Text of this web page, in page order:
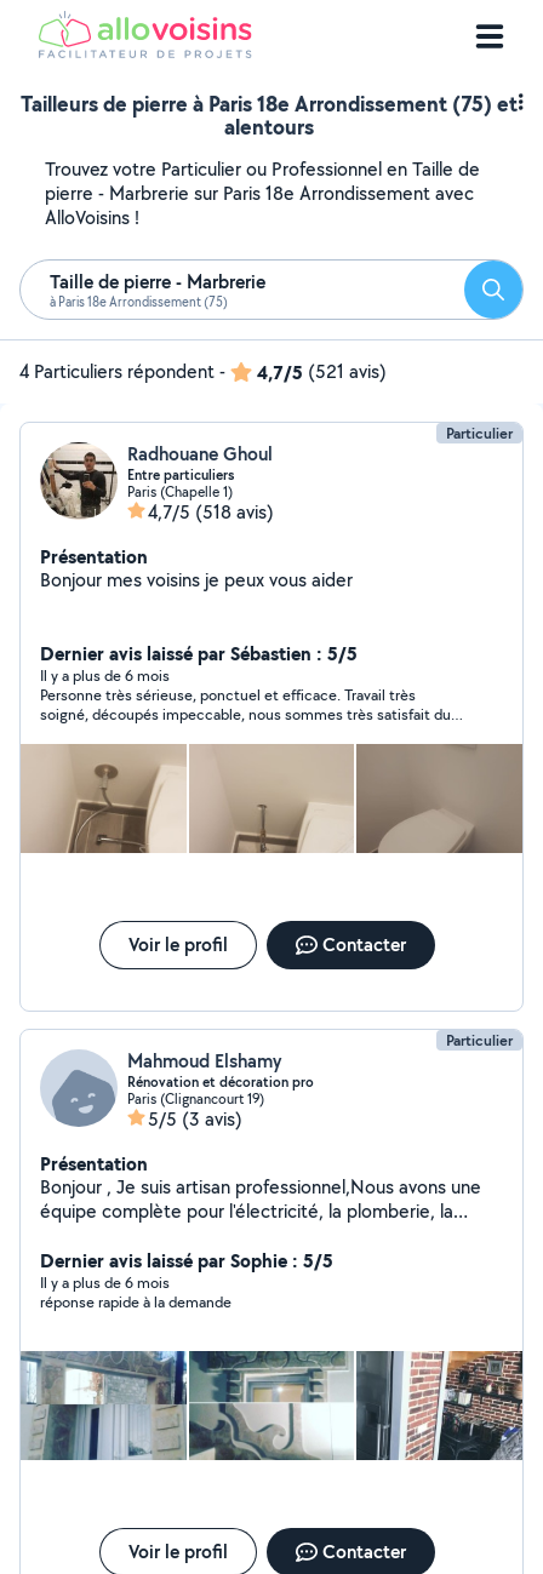
Tailleurs de pierre à Paris 18e Arrondissement (75) et
alentours
Trouvez votre Particulier ou Professionnel en Taille de
pierre - Marbrerie sur Paris 18e Arrondissement avec
AlloVoisins !
Taille de pierre - Marbrerie
à Paris 18e Arrondissement (75)
4 Particuliers répondent- 4,7/5 (521 avis)
Particulier
Radhouane Ghoul
Entre particuliers
Paris (Chapelle 1)
4,7/5 (518 avis)
Présentation
Bonjour mes voisins je peux vous aider
Dernier avis laissé par Sébastien : 5/5
Il y a plus de 6 mois
Personne très sérieuse, ponctuel et efficace. Travail très
soigné, découpés impeccable, nous sommes très satisfait du
Voir le profil Contacter
Particulier
Mahmoud Elshamy
Rénovation et décoration pro
Paris (Clignancourt 19)
5/5 (3 avis)
Présentation
Bonjour , Je suis artisan professionnel,Nous avons une
équipe complète pour l'électricité, la plomberie, la
peinture, etc. Nous sommes spécialisés dans la
rénovation haut de gamme, vous pouvez voir notre
travail sur Instagram Elshamy pro page ou sur Facebook.
que vous nous ferez confiance. Si notre travail vous
intéressent, n'hésitez pas à nous contacter
Cordialement, Elshamy
Dernier avis laissé par Sophie : 5/5
Il y a plus de 6 mois
réponse rapide à la demande
Voir le profil Contacter